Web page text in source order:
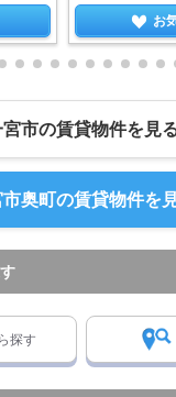
お
宮市の賃貸物件を見
奥町の賃貸物件を
探す